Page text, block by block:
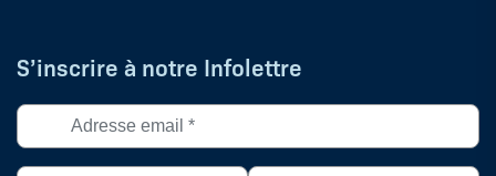
S’inscrire à notre Infolettre
Adresse
courriel